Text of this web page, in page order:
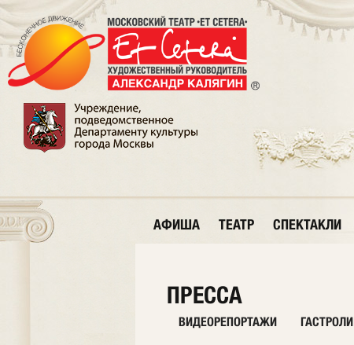
АФИША ТЕАТР СПЕКТАКЛИ
ПРЕССА
ВИДЕОРЕПОРТАЖИ ГАСТРОЛИ